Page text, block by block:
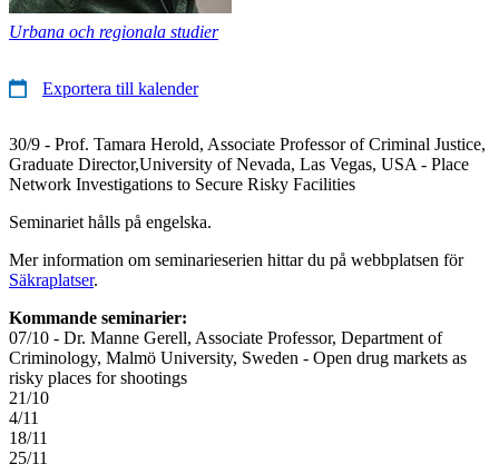
Urbana och regionala studier
Exportera till kalender
30/9 - Prof. Tamara Herold, Associate Professor of Criminal Justice,
Graduate Director,University of Nevada, Las Vegas, USA - Place
Network Investigations to Secure Risky Facilities
Seminariet hålls på engelska.
Mer information om seminarieserien hittar du på webbplatsen för
Säkraplatser.
Kommande seminarier:
07/10 - Dr. Manne Gerell, Associate Professor, Department of
Criminology, Malmö University, Sweden - Open drug markets as
risky places for shootings
21/10
4/11
18/11
25/11